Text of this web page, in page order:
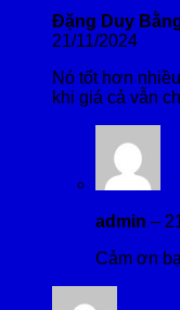
Đặng Duy
21/11/2024
Nó tốt hơn
khi giá cả vẫn
admin –
Cảm ơn